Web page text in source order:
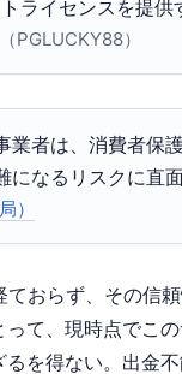
ライセンスを提
PGLUCKY88）
業者は、消費者保
になるリスクに直
）
おらず、その信
て、現時点でこ
を得ない。出金